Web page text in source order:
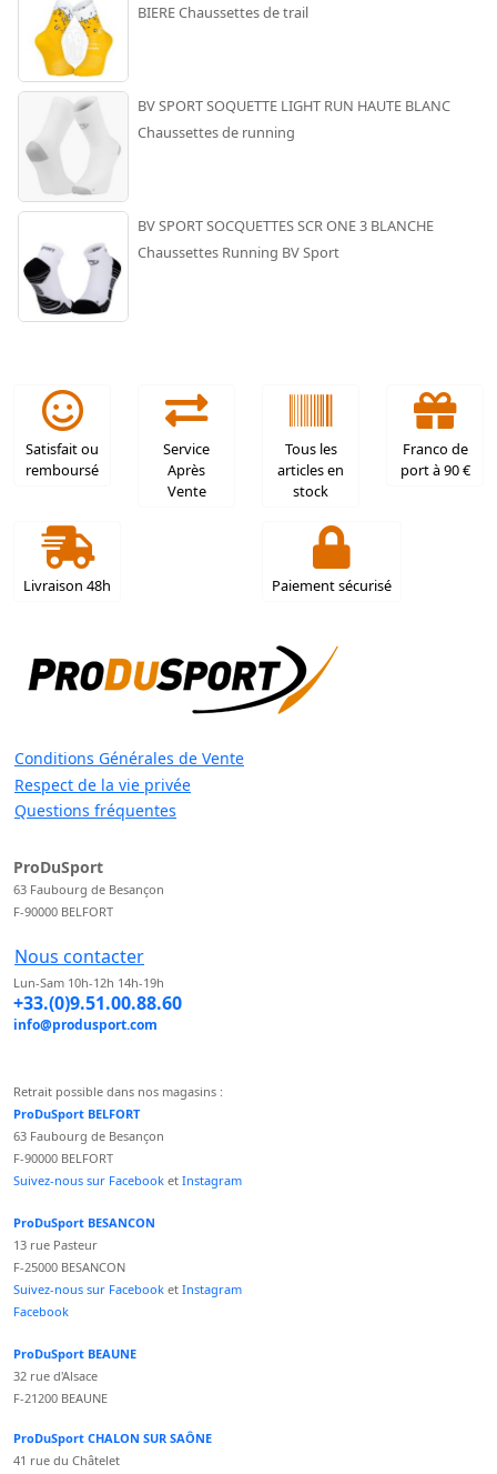
BIERE Chaussettes de trail
BV SPORT SOQUETTE LIGHT RUN HAUTE BLANC
Chaussettes de running
BV SPORT SOCQUETTES SCR ONE 3 BLANCHE
Chaussettes Running BV Sport
Satisfait ou
remboursé
Service
Après
Vente
Tous les
articles en
stock
Franco de
port à 90 €
Livraison 48h Paiement sécurisé
Conditions Générales de Vente
Respect de la vie privée
Questions fréquentes
ProDuSport
63 Faubourg de Besançon
F-90000 BELFORT
Nous contacter
Lun-Sam 10h-12h 14h-19h
+33.(0)9.51.00.88.60
info@produsport.com
Retrait possible dans nos magasins :
ProDuSport BELFORT
63 Faubourg de Besançon
F-90000 BELFORT
Suivez-nous sur Facebook et Instagram
ProDuSport BESANCON
13 rue Pasteur
F-25000 BESANCON
Suivez-nous sur Facebook et Instagram
Facebook
ProDuSport BEAUNE
32 rue d'Alsace
F-21200 BEAUNE
ProDuSport CHALON SUR SAÔNE
41 rue du Châtelet